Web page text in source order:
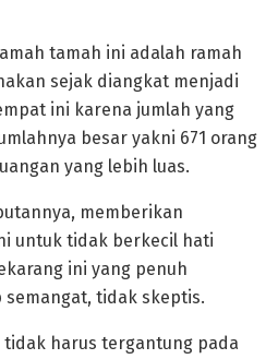
tamah ini adalah ramah
sejak diangkat menjadi
ini karena jumlah yang
besar yakni 671 orang
yang lebih luas.
memberikan
untuk tidak berkecil hati
ini yang penuh
tidak skeptis.
tidak harus tergantung pada